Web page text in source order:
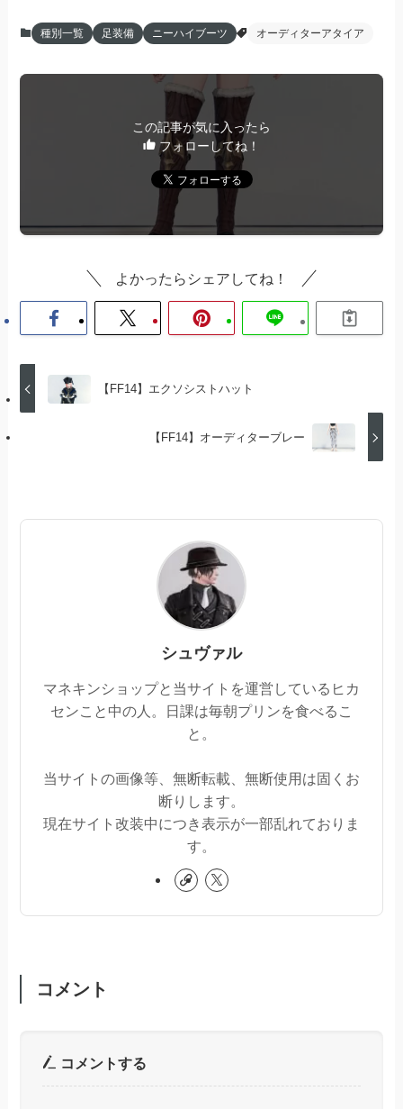
種別一覧 足装備 ニーハイブーツ オーディターアタイア
この記事が気に入ったら
フォローしてね！
よかったらシェアしてね！
【FF14】エクソシストハット
【FF14】オーディターブレー
シュヴァル
マネキンショップと当サイトを運営しているヒカ
センこと中の人。日課は毎朝プリンを食べるこ
と。
当サイトの画像等、無断転載、無断使用は固くお
断りします。
現在サイト改装中につき表示が一部乱れておりま
す。
コメント
コメントする